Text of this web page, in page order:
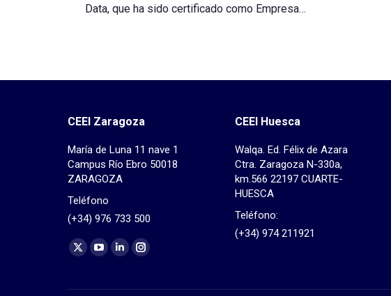
Data, que ha sido certificado como Empresa…
CEEI Zaragoza
María de Luna 11 nave 1
Campus Río Ebro 50018
ZARAGOZA
Teléfono
(+34) 976 733 500
Find us on:
X
opens
YouTube
opens
Linkedin
opens
Instagram
opens
CEEI Huesca
Walqa. Ed. Félix de Azara
Ctra. Zaragoza N-330a,
km.566 22197 CUARTE-
HUESCA
Teléfono:
(+34) 974 211921